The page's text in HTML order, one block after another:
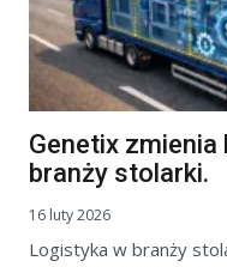
Genetix
branży stolarki.
16 luty 2026
Logistyka w branży